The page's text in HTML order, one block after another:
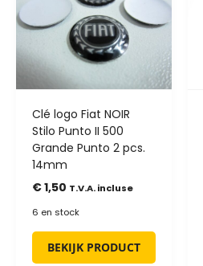
Clé logo Fiat NOIR
Stilo Punto II 500
Grande Punto 2 pcs.
14mm
€1,50 T.V.A. incluse
6 en stock
BEKIJK PRODUCT